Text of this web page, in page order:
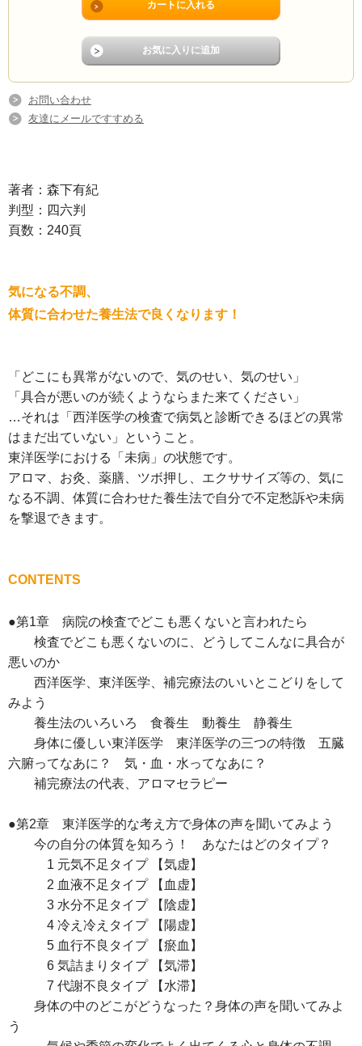
お問い合わせ
友達にメールですすめる
著者：森下有紀
判型：四六判
頁数：240頁
気になる不調、
体質に合わせた養生法で良くなります！
「どこにも異常がないので、気のせい、気のせい」
「具合が悪いのが続くようならまた来てください」
…それは「西洋医学の検査で病気と診断できるほどの異常
はまだ出ていない」ということ。
東洋医学における「未病」の状態です。
アロマ、お灸、薬膳、ツボ押し、エクササイズ等の、気に
なる不調、体質に合わせた養生法で自分で不定愁訴や未病
を撃退できます。
CONTENTS
●第1章 病院の検査でどこも悪くないと言われたら
検査でどこも悪くないのに、どうしてこんなに具合が
悪いのか
西洋医学、東洋医学、補完療法のいいとこどりをして
みよう
養生法のいろいろ 食養生 動養生 静養生
身体に優しい東洋医学 東洋医学の三つの特徴 五臓
六腑ってなあに？ 気・血・水ってなあに？
補完療法の代表、アロマセラピー
●第2章 東洋医学的な考え方で身体の声を聞いてみよう
今の自分の体質を知ろう！ あなたはどのタイプ？
1 元気不足タイプ 【気虚】
2 血液不足タイプ 【血虚】
3 水分不足タイプ 【陰虚】
4 冷え冷えタイプ 【陽虚】
5 血行不良タイプ 【瘀血】
6 気詰まりタイプ 【気滞】
7 代謝不良タイプ 【水滞】
身体の中のどこがどうなった？身体の声を聞いてみよ
う